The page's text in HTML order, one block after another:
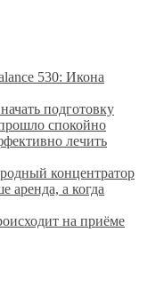
530: Икона
подготовку
спокойно
лечить
концентратор
аренда, а когда
на приёме